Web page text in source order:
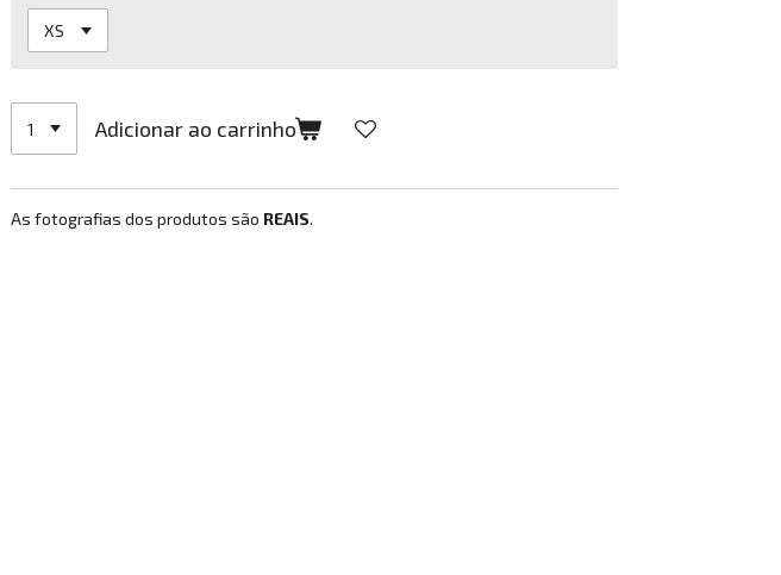
Adicionar ao carrinho
As fotografias dos produtos são REAIS.